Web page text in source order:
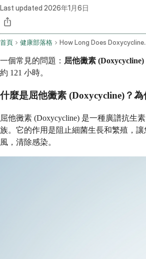
Last updated 2026年1月6日
首頁 健康部落格 How Long
一個常見的問題： 屈他黴素
約 121 小時。
什麼是屈他黴素 (Doxycycline)？為
屈他黴素 (Doxycycline) 是一種廣譜抗生
族。它的作用是阻止細菌生長和繁殖，
風，清除感染。